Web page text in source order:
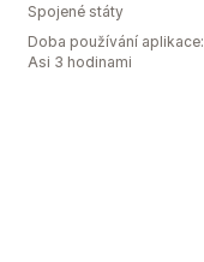
Spojené státy
Doba používání aplikace:
Asi 3 hodinami